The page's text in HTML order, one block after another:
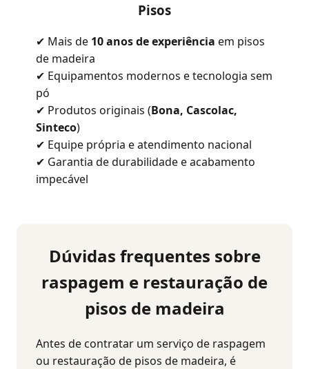
Pisos
✔ Mais de 10 anos de experiência em pisos
de madeira
✔ Equipamentos modernos e tecnologia sem
pó
✔ Produtos originais (Bona, Cascolac,
Sinteco)
✔ Equipe própria e atendimento nacional
✔ Garantia de durabilidade e acabamento
impecável
Dúvidas frequentes sobre
raspagem e restauração de
pisos de madeira
Antes de contratar um serviço de raspagem
ou restauração de pisos de madeira, é